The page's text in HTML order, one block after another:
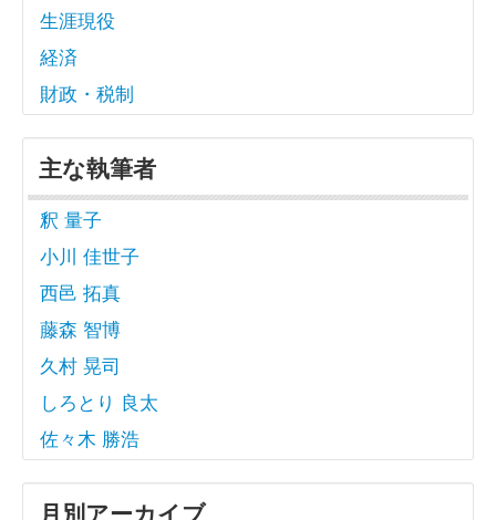
生涯現役
経済
財政・税制
主な執筆者
釈 量子
小川 佳世子
西邑 拓真
藤森 智博
久村 晃司
しろとり 良太
佐々木 勝浩
月別アーカイブ